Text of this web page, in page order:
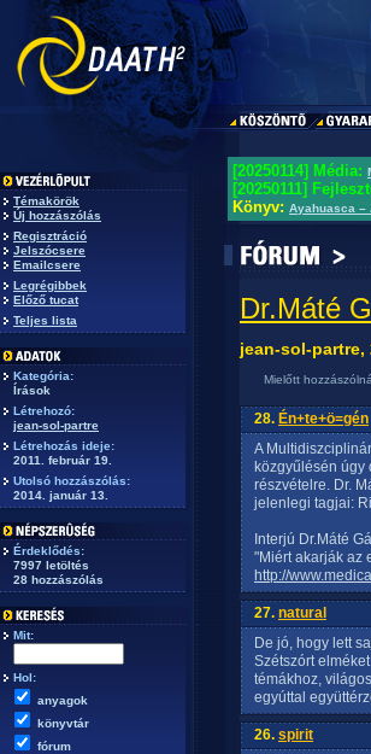
Témakörök
Új hozzászólás
Regisztráció
Jelszócsere
Emailcsere
Legrégibbek
Előző tucat
Teljes lista
Kategória:
Írások
Létrehozó:
jean-sol-partre
Létrehozás ideje:
2011. február 19.
Utolsó hozzászólás:
2014. január 13.
Érdeklődés:
7997 letöltés
28 hozzászólás
Mit:
Hol:
anyagok
könyvtár
fórum
[20250114] Média:
[20250111]
Könyv: Ayahuasca –
Dr.Máté
jean-sol-partre,
Mielőtt
28. Én+te+ö=gén
A
közgyűlésén úgy
részvételre. Dr.
jelenlegi tagjai:
Interjú Dr.Máté
"Miért akarják az
http://
27. natural
De jó, hogy lett
Szétszórt
témákhoz,
egyúttal
26. spirit